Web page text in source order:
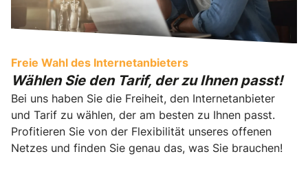
Freie Wahl des Internetanbieters
Wählen Sie den Tarif, der zu Ihnen passt!
Bei uns haben Sie die Freiheit, den Internetanbieter
und Tarif zu wählen, der am besten zu Ihnen passt.
Profitieren Sie von der Flexibilität unseres offenen
Netzes und finden Sie genau das, was Sie brauchen!